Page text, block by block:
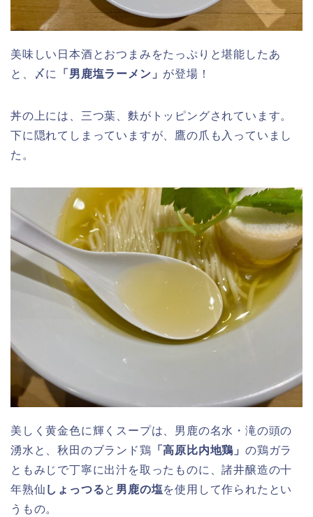
美味しい日本酒とおつまみをたっぷりと堪能したあ
と、〆に
「男鹿塩ラーメン」 が登場！
丼の上には、三つ葉、麩がトッピングされています。
下に隠れてしまっていますが、鷹の爪も入っていまし
た。
美しく黄金色に輝くスープは、男鹿の名水・滝の頭の
湧水と、秋田のブランド鶏 「高原比内地鶏」の鶏ガラ
ともみじで丁寧に出汁を取ったものに、諸井醸造の十
年熟仙 しょっつると 男鹿の塩を使用して作られたとい
うもの。